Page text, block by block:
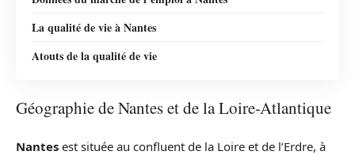
La qualité de vie à Nantes
Atouts de la qualité de vie
Géographie de Nantes et de la Loire-Atlantique
Nantes est située au confluent de la Loire et de l’Erdre, à